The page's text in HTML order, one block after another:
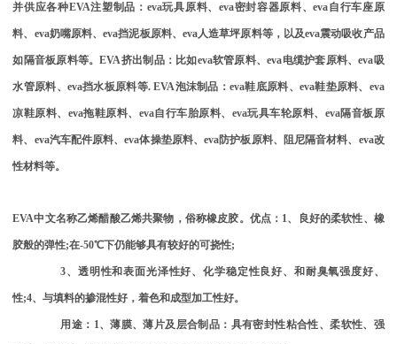
并供应各种EVA注塑制品： eva玩具原料、 eva密封容器原料、eva自行车座原
料、 eva奶嘴原料、eva挡泥板原料、 eva人造草坪原料等，以及eva震动吸收产品
如隔音板原料等。EVA挤出制品：比如eva软管原料、eva电缆护套原料、eva吸
水管原料、 eva挡水板原料等. EVA泡沫制品：eva鞋底原料、 eva鞋垫原料、 eva
凉鞋原料、 eva拖鞋原料、 eva自行车胎原料、 eva玩具车轮原料、 eva隔音板原
料、 eva汽车配件原料、eva体操垫原料、eva防护板原料、阻尼隔音材料、 eva改
性材料等。
EVA中文名称乙烯醋酸乙烯共聚物，俗称橡皮胶。优点： 1、良好的柔软性、橡
胶般的弹性;在-50℃下仍能够具有较好的可挠性;
3、透明性和表面光泽性好、化学稳定性良好、和耐臭氧强度好、
性;4、与填料的掺混性好，着色和成型加工性好。
用途： 1、薄膜、薄片及层合制品：具有密封性粘合性、柔软性、强